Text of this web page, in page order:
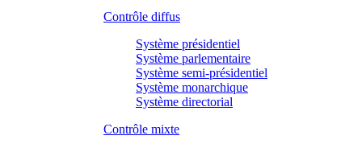
Contrôle diffus
Système présidentiel
Système parlementaire
Système semi-présidentiel
Système monarchique
Système directorial
Contrôle mixte